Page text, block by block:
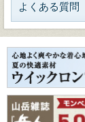
よくある質問